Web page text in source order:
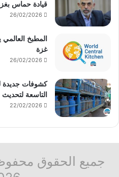
قيادة حماس
26/02/2026
المطبخ
غزة
26/02/2026
كشوفات جديدة
التاسعة
22/02/2026
جميع الحقوق